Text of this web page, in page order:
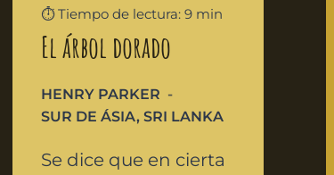
⏱️ Tiempo de lectura: 9 min
El árbol dorado
HENRY PARKER
SUR DE ÁSIA,SRI LANKA
Se dice que en cierta